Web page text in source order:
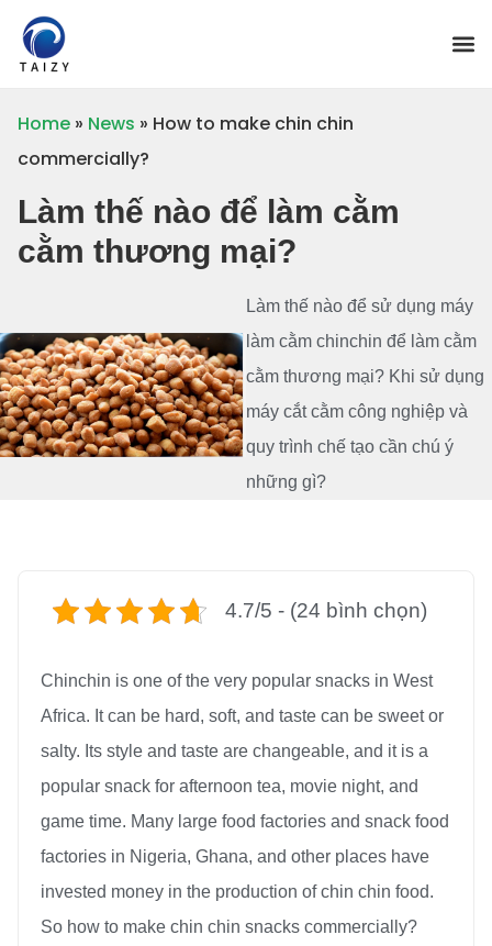
Home » News » How to make chin chin
commercially?
Làm thế nào để làm cằm
cằm thương mại?
Làm thế nào để sử dụng máy
làm cằm chinchin để làm cằm
cằm thương mại? Khi sử dụng
máy cắt cằm công nghiệp và
quy trình chế tạo cần chú ý
những gì?
4.7/5 - (24 bình chọn)
Chinchin is one of the very popular snacks in West
Africa. It can be hard, soft, and taste can be sweet or
salty. Its style and taste are changeable, and it is a
popular snack for afternoon tea, movie night, and
game time. Many large food factories and snack food
factories in Nigeria, Ghana, and other places have
invested money in the production of chin chin food.
So how to make chin chin snacks commercially?